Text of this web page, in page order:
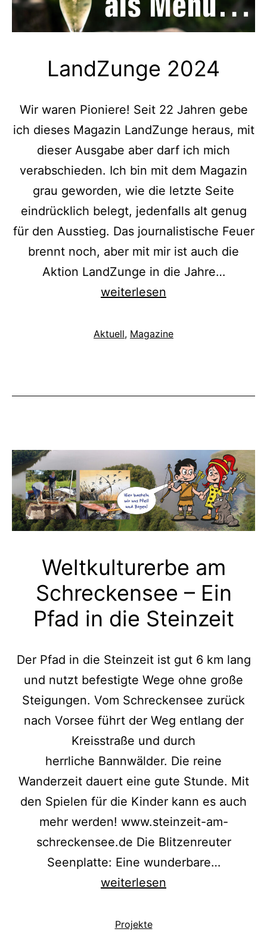
LandZunge 2024
Wir waren Pioniere! Seit 22 Jahren gebe
ich dieses Magazin LandZunge heraus, mit
dieser Ausgabe aber darf ich mich
verabschieden. Ich bin mit dem Magazin
grau geworden, wie die letzte Seite
eindrücklich belegt, jedenfalls alt genug
für den Ausstieg. Das journalistische Feuer
brennt noch, aber mit mir ist auch die
Aktion LandZunge in die Jahre…
LandZunge
weiterlesen
Kategorisiert
Aktuell, Magazine
Weltkulturerbe am
Schreckensee – Ein
Pfad in die Steinzeit
Der Pfad in die Steinzeit ist gut 6 km lang
und nutzt befestigte Wege ohne große
Steigungen. Vom Schreckensee zurück
nach Vorsee führt der Weg entlang der
Kreisstraße und durch
herrliche Bannwälder. Die reine
Wanderzeit dauert eine gute Stunde. Mit
den Spielen für die Kinder kann es auch
mehr werden! www.steinzeit-am-
schreckensee.de Die Blitzenreuter
Seenplatte: Eine wunderbare…
Weltkulturerbe
Schreckensee
weiterlesen
Kategorisiert
Projekte